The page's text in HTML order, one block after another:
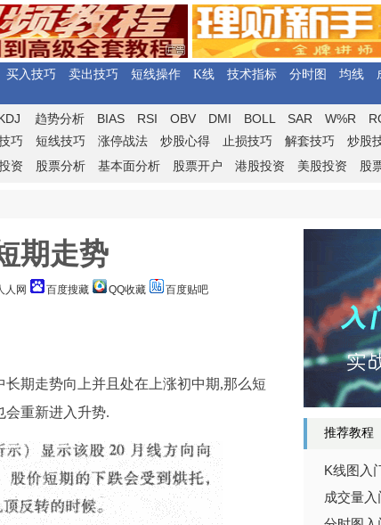
买入技巧 卖出技巧 短线操作 K线 技术指标 分时图 均线
趋势分析 BIAS RSI OBV DMI BOLL SAR W%R
巧 短线技巧 涨停战法 炒股心得 止损技巧 解套技巧 炒股
资 股票分析 基本面分析 股票开户 港股投资 美股投资 股
期走势
人网 百度搜藏 QQ收藏 百度贴吧
期走势向上并且处在上涨初中期,那么短
会重新进入升势.
推荐教程
K线图入
成交量